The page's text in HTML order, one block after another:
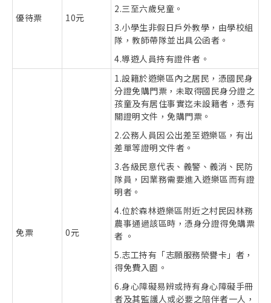
優待票 10元
2.三至六歲兒童。
3.小學生非假日戶外教學，由學校組
隊，教師帶隊並出具公函者。
4.導遊人員持有證件者。
免票 0元
1.設籍於遊樂區內之居民，憑國民身
分證免購門票，未取得國民身分證之
孩童及有居住事實迄未設籍者，憑有
關證明文件，免購門票。
2.公務人員因公出差至遊樂區，有出
差單等證明文件者。
3.各級民意代表、義警、義消、民防
隊員，因業務需要進入遊樂區而有證
明者。
4.位於森林遊樂區附近之村民因林務
農事通過該區時，憑身分證得免購票
者 。
5.志工持有「志願服務榮譽卡」者，
得免費入園。
6.身心障礙易辨或持有身心障礙手冊
者及其監護人或必要之陪伴者一人，